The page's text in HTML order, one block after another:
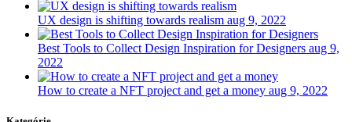
UX design is shifting towards realism aug 9, 2022
Best Tools to Collect Design Inspiration for Designers aug 9,
2022
How to create a NFT project and get a money aug 9, 2022